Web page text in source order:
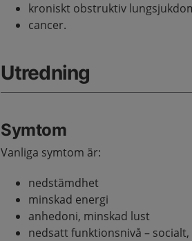
kroniskt obstruktiv
cancer.
Utredning
Symtom
Vanliga symtom är:
nedstämdhet
minskad energi
anhedoni, minskad lust
nedsatt funktionsnivå –